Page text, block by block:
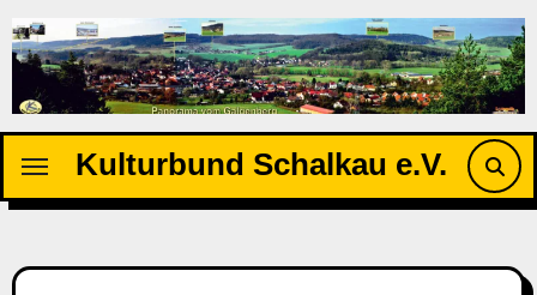
Inhalten
springen
Kulturbund Schalkau e.V.